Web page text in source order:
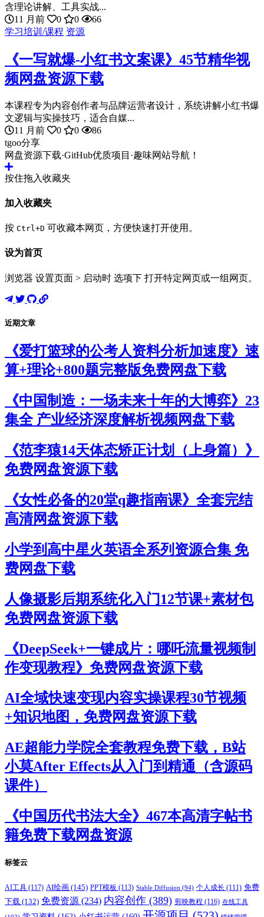
含理论讲解、工具实战...
11 月前
0 0
66
学习培训/课程 资源
《一写就爆-小红书文案课》45节精华视
频网盘资源下载
本课程专为内容创作者与品牌运营者设计，系统讲解小红书爆
文逻辑与实操技巧，适合自媒...
11 月前
0 0
86
tgoo分享
网盘资源下载·GitHub优质项目·趣味网站导航！
按住拖入收藏夹
加入收藏夹
按 Ctrl+D 可收藏本网页，方便快速打开使用。
设为首页
浏览器 设置页面 > 启动时 选项下 打开特定网页或一组网页。
近期文章
《爱打篮球的公考人资料分析加速度》速
算+理论+800题完整版免费网盘下载
《中国制造：一场未来十年的大博弈》23
集全 产业经济深度解析视频网盘下载
《范李猿14天体态矫正计划（上身篇）》
免费网盘资源下载
《女性必备的20堂q趣指南课》全套完结
高清网盘资源下载
小学到高中星火英语全系列资源合集 免
费网盘下载
人像摄影后期系统化入门12节课+素材包
免费网盘资源下载
《DeepSeek+一键成片：哪吒流量视频制
作变现教程》免费网盘资源下载
AI全域快速变现内容实操课程30节视频
+知识地图，免费网盘资源下载
AE超能力学院全套教程免费下载，B站
小莫After Effects从入门到精通（含源码
课件）
《中国历代书法大全》467本高清字帖书
籍免费下载网盘资源
标签云
AI工具 (117) AI绘画 (145) PPT模板 (113) Stable Diffusion (94) 个人成长 (111) 免费
下载 (132) 免费资源 (234) 内容创作 (389) 剪映教程 (116) 在线工具